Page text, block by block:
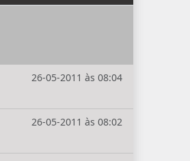
26-05-2011 às 08:04
26-05-2011 às 08:02